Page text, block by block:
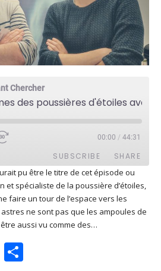
Chercher
00:00 / 44:31
SUBSCRIBE SHARE
Deezer
PocketCasts
RSS
pu être le titre de cet épisode ou
et spécialiste de la poussière d’étoiles,
faire un tour de l’espace vers les
ne sont pas que les ampoules de
aussi vu comme des…
WhatsApp